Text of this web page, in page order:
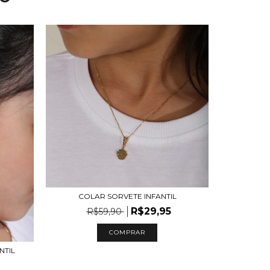
COLAR SORVETE INFANTIL
R$59,90 R$29,95
COMPRAR